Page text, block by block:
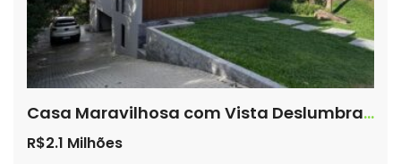
Casa Maravilhosa com Vista Deslumbrante
R$2.1 Milhões